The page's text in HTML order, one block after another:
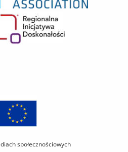
społecznościowych